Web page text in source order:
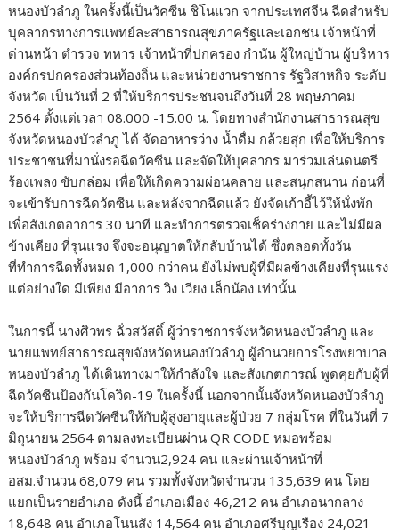
หนองบัวลำภู ในครั้งนี้เป็นวัคซีน ชิโนแวก จากประเทศจีน ฉีดสำหรับ
บุคลากรทางการแพทย์ละสาธารณสุขภาครัฐและเอกชน เจ้าหน้าที่
ด่านหน้า ตำรวจ ทหาร เจ้าหน้าที่ปกครอง กำนัน ผู้ใหญ่บ้าน ผู้บริหาร
องค์กรปกครองส่วนท้องถิ่น และหน่วยงานราชการ รัฐวิสาหกิจ ระดับ
จังหวัด เป็นวันที่ 2 ที่ให้บริการประชนจนถึงวันที่ 28 พฤษภาคม
2564 ตั้งแต่เวลา 08.000 -15.00 น. โดยทางสำนักงานสาธารณสุข
จังหวัดหนองบัวลำภู ได้ จัดอาหารว่าง น้ำดื่ม กล้วยสุก เพื่อให้บริการ
ประชาชนที่มานั่งรอฉีดวัคซีน และจัดให้บุคลากร มาร่วมเล่นดนตรี
ร้องเพลง ขับกล่อม เพื่อให้เกิดความผ่อนคลาย และสนุกสนาน ก่อนที่
จะเข้ารับการฉีดวัตซีน และหลังจากฉีดแล้ว ยังจัดเก้าอี้ไว้ให้นั่งพัก
เพื่อสังเกตอาการ 30 นาที และทำการตรวจเช็คร่างกาย และไม่มีผล
ข้างเคียง ที่รุนแรง จึงจะอนุญาตให้กลับบ้านได้ ซึ่งตลอดทั้งวัน
ที่ทำการฉีดทั้งหมด 1,000 กว่าคน ยังไม่พบผู้ที่มีผลข้างเคียงที่รุนแรง
แต่อย่างใด มีเพียง มีอาการ วิง เวียง เล็กน้อง เท่านั้น
ในการนี้ นางศิวพร ฉั่วสวัสดิ์ ผู้ว่าราชการจังหวัดหนองบัวลำภู และ
นายแพทย์สาธารณสุขจังหวัดหนองบัวลำภู ผู้อำนวยการโรงพยาบาล
หนองบัวลำภู ได้เดินทางมาให้กำลังใจ และสังเกตการณ์ พูดคุยกับผู้ที่
ฉีดวัคซีนป้องกันโควิด-19 ในครั้งนี้ นอกจากนั้นจังหวัดหนองบัวลำภู
จะให้บริการฉีดวัคซีนให้กับผู้สูงอายุและผู้ป่วย 7 กลุ่มโรค ที่ในวันที่ 7
มิถุนายน 2564 ตามลงทะเบียนผ่าน QR CODE หมอพร้อม
หนองบัวลำภู พร้อม จำนวน2,924 คน และผ่านเจ้าหน้าที่
อสม.จำนวน 68,079 คน รวมทั้งจังหวัดจำนวน 135,639 คน โดย
แยกเป็นรายอำเภอ ดังนี้ อำเภอเมือง 46,212 คน อำเภอนากลาง
18,648 คน อำเภอโนนสัง 14,564 คน อำเภอศรีบุญเรือง 24,021